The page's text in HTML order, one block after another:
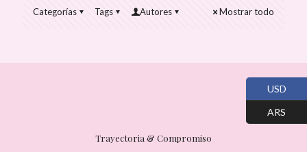
Categorías Tags Autores Mostrar todo
Trayectoria & Compromiso
USD
ARS